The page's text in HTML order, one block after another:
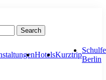
Search
HotelsKurztrip
Berlin